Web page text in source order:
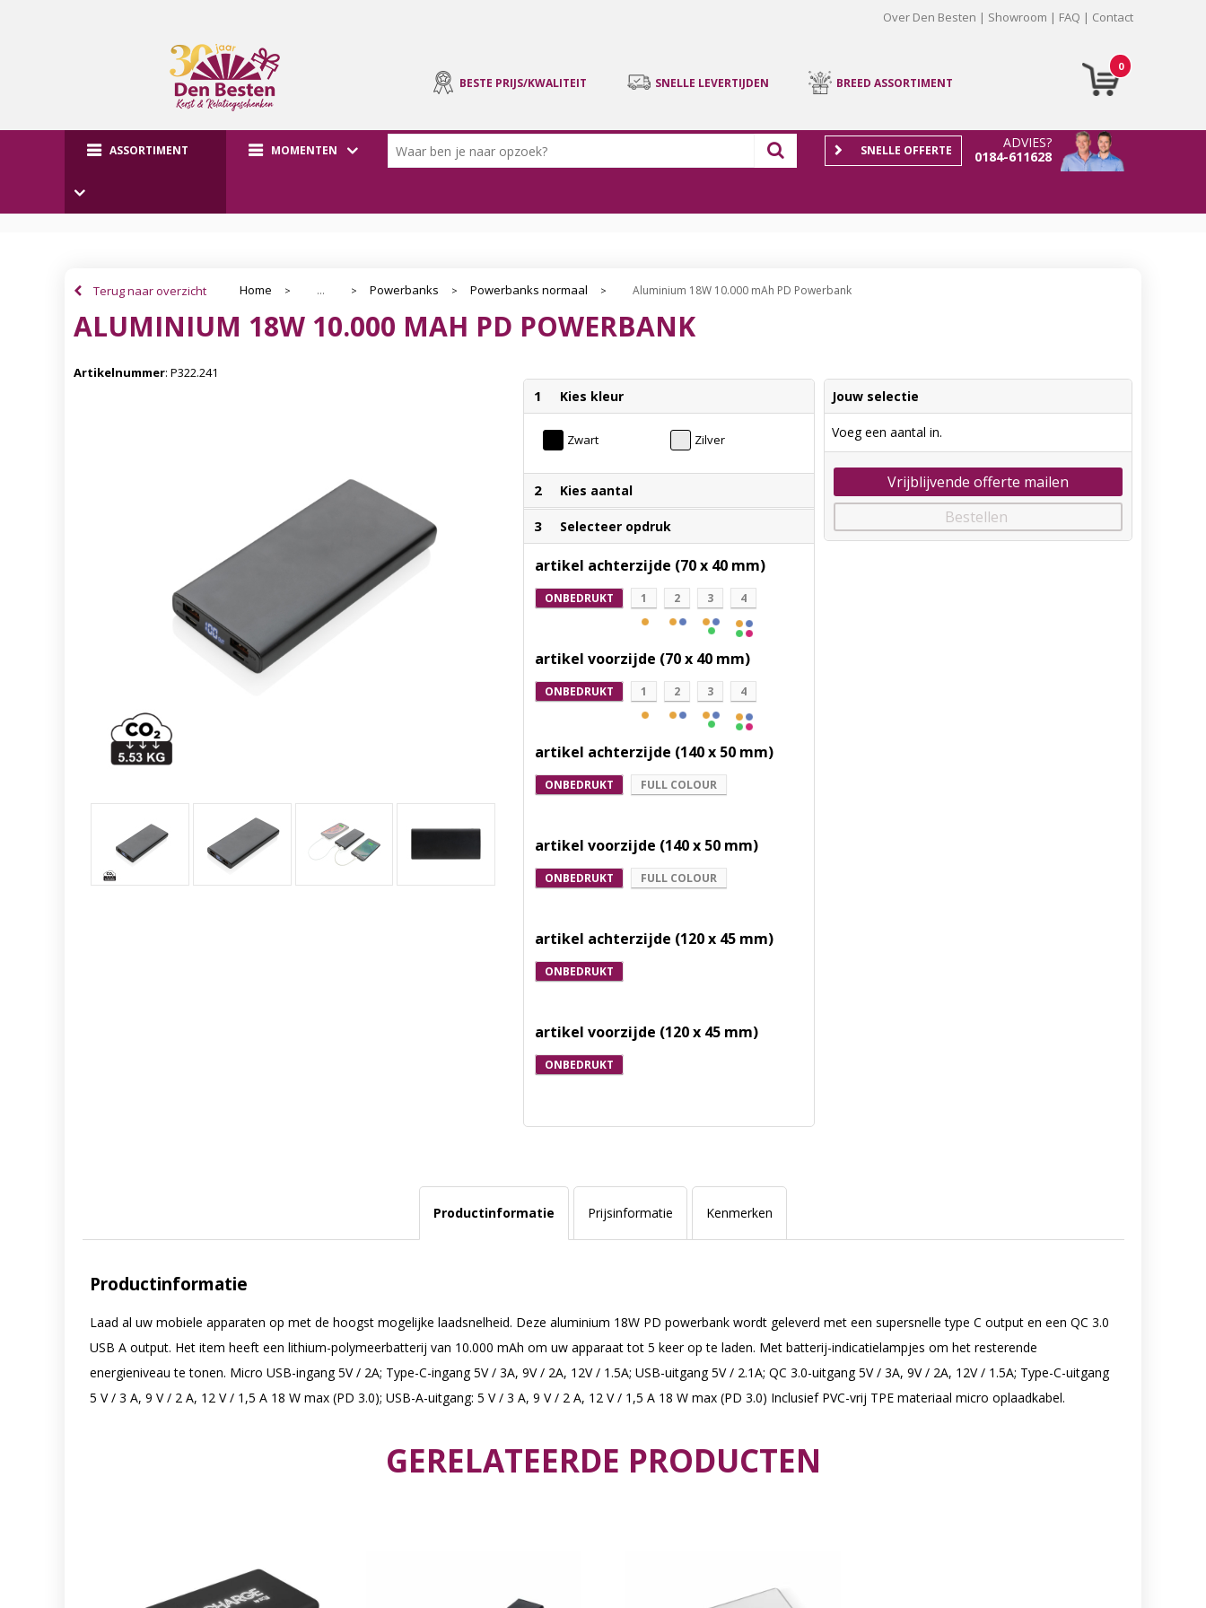
Over Den Besten Showroom FAQ Contact
0
BESTE PRIJS/KWALITEIT SNELLE LEVERTIJDEN BREED ASSORTIMENT
ASSORTIMENT MOMENTEN
ADVIES?
0184-611628
SNELLE OFFERTE
Terug naar overzicht Home > ... > Powerbanks > Powerbanks normaal > Aluminium 18W 10.000 mAh PD Powerbank
ALUMINIUM 18W 10.000 MAH PD POWERBANK
Artikelnummer: P322.241
1 Kies kleur
Zwart Zilver
2 Kies aantal
3 Selecteer opdruk
artikel achterzijde (70 x 40 mm)
ONBEDRUKT 1 2 3 4
artikel voorzijde (70 x 40 mm)
ONBEDRUKT 1 2 3 4
artikel achterzijde (140 x 50 mm)
ONBEDRUKT FULL COLOUR
artikel voorzijde (140 x 50 mm)
ONBEDRUKT FULL COLOUR
artikel achterzijde (120 x 45 mm)
ONBEDRUKT
artikel voorzijde (120 x 45 mm)
ONBEDRUKT
Jouw selectie
Voeg een aantal in.
Vrijblijvende offerte mailen
Bestellen
Productinformatie Prijsinformatie Kenmerken
Productinformatie
Laad al uw mobiele apparaten op met de hoogst mogelijke laadsnelheid. Deze aluminium 18W PD powerbank wordt geleverd met een supersnelle type C output en een QC 3.0
USB A output. Het item heeft een lithium-polymeerbatterij van 10.000 mAh om uw apparaat tot 5 keer op te laden. Met batterij-indicatielampjes om het resterende
energieniveau te tonen. Micro USB-ingang 5V / 2A; Type-C-ingang 5V / 3A, 9V / 2A, 12V / 1.5A; USB-uitgang 5V / 2.1A; QC 3.0-uitgang 5V / 3A, 9V / 2A, 12V / 1.5A; Type-C-uitgang
5 V / 3 A, 9 V / 2 A, 12 V / 1,5 A 18 W max (PD 3.0); USB-A-uitgang: 5 V / 3 A, 9 V / 2 A, 12 V / 1,5 A 18 W max (PD 3.0) Inclusief PVC-vrij TPE materiaal micro oplaadkabel.
GERELATEERDE PRODUCTEN